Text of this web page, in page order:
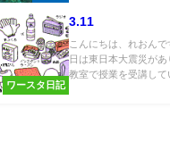
ワースタ日記
3.11
こんにちは、れおん
日は東日本大震災が
教室で授業を受講して